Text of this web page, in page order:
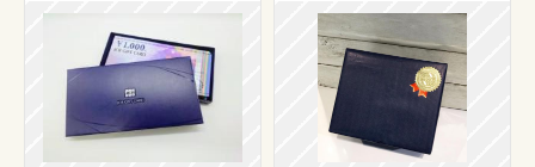
外貨両替
古銭・銀貨・プレミアコイン
バス・船舶
贈答用